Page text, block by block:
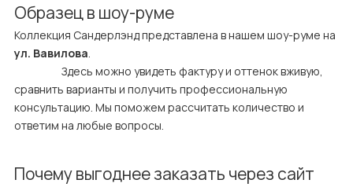
Образец в шоу-руме
ул. Вавилова.
сравнить варианты и получить профессиональную
консультацию. Мы поможем рассчитать количество и
ответим на любые вопросы.
Почему выгоднее заказать через сайт